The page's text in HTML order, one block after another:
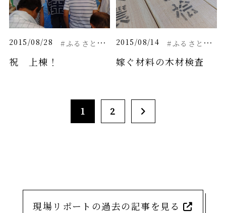
2015/08/28 #
ふるさとと繋がる家
祝 上棟！
2015/08/14 #
ふるさとと繋がる家
嫁ぐ材料の木材検査
1 2
現場リポートの過去の記事を見る